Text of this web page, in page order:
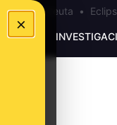
×
•Bulos Ceuta •